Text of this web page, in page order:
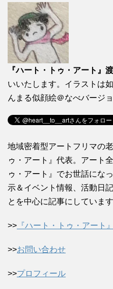
『ハート・トゥ・アート』
いいたします。イラストは
んまる似顔絵＠なべバージョ
地域密着型アートフリマの
ゥ・アート』代表。アート
ゥ・アート』でお世話にな
示＆イベント情報、活動日
とを中心に記事にしています
>> 『ハート・トゥ・アート
>>お問い合わせ
>>プロフィール